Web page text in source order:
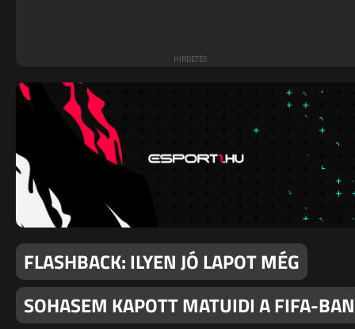
FLASHBACK: ILYEN JÓ LAPOT MÉG
SOHASEM KAPOTT MATUIDI A FIFA-BAN